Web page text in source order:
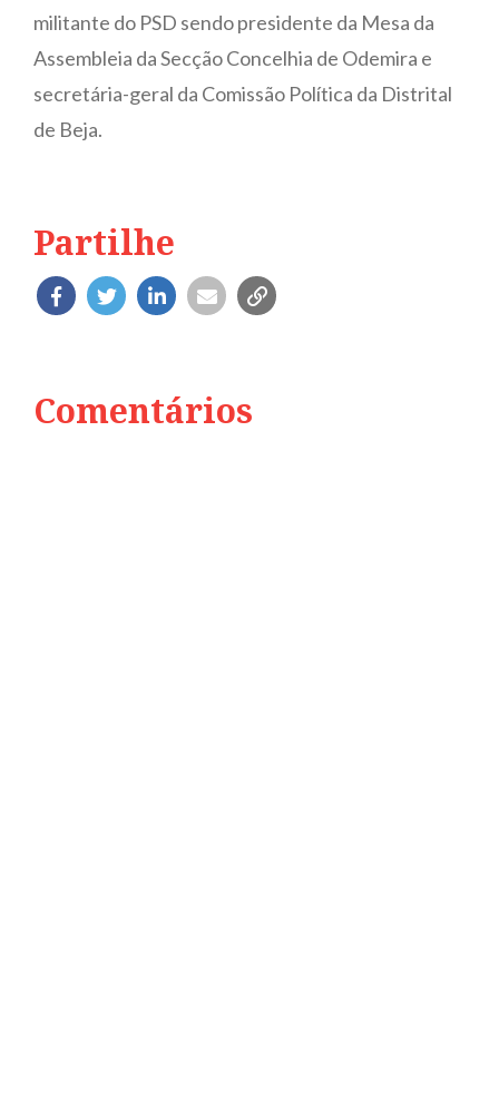
militante do PSD sendo presidente da Mesa da
Assembleia da Secção Concelhia de Odemira e
secretária-geral da Comissão Política da Distrital
de Beja.
Partilhe
Comentários